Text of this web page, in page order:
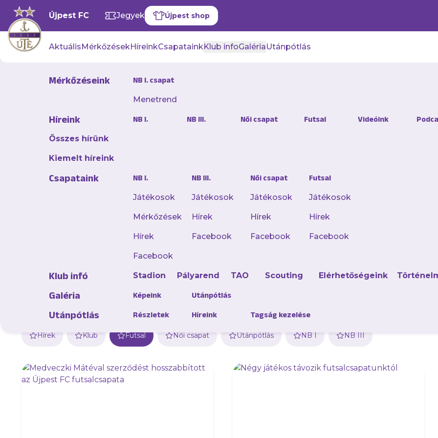
Újpest FC Jegyek Újpest shop
AktuálisMérkőzésekHíreinkCsapatainkKlub infoGalériaUtánpótlás
Mérkőzéseink NB I. csapat
Menetrend
Híreink
Összes hírünk
Kiemelt híreink
NB I. NB III. Női csapat Futsal Videóink
Csapataink NB I.
Játékosok
Mérkőzések
Hírek
Facebook
NB III.
Játékosok
Hírek
Facebook
Női csapat
Játékosok
Hírek
Facebook
Futsal
Játékosok
Hírek
Facebook
Klub infó Stadion Pályarend TAO Scouting Elérhetőségeink
Galéria Képeink Utánpótlás
Utánpótlás Részletek Híreink Tagság kezelése
Hírek Klub Futsal Női csapat Utánpótlás NB I NB III